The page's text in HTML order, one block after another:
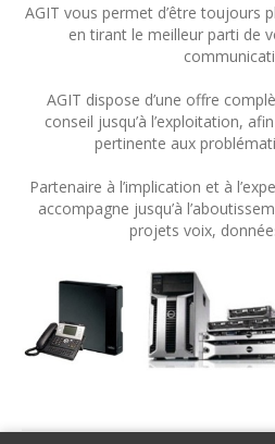
AGIT vous permet d’être toujours
en tirant le meilleur parti de
AGIT dispose d’une offre
conseil jusqu’à l’exploitation,
pertinente aux
Partenaire à l’implication et à
accompagne jusqu’à
projets voix,